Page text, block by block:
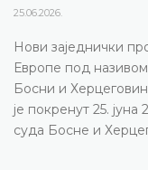
25.06.2026.
Нови заједнички
Европе под
Босни и
је покренут 25.
суда Босне и